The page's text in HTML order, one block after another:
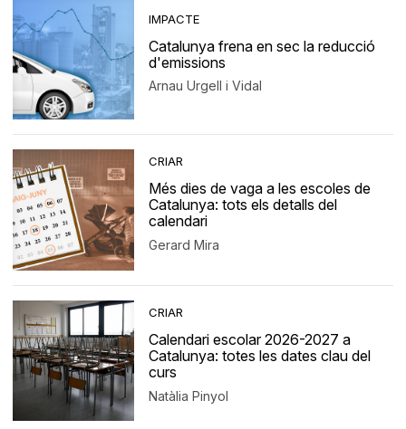
IMPACTE
Catalunya frena en sec la reducció
d'emissions
Arnau Urgell i Vidal
CRIAR
Més dies de vaga a les escoles de
Catalunya: tots els detalls del
calendari
Gerard Mira
CRIAR
Calendari escolar 2026-2027 a
Catalunya: totes les dates clau del
curs
Natàlia Pinyol